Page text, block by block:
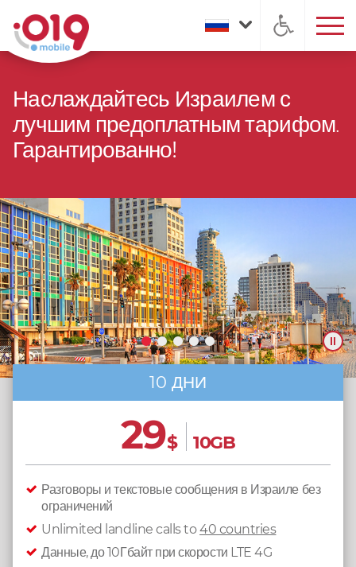
Наслаждайтесь Израилем с
лучшим предоплатным тарифом.
Гарантированно!
10 ДНИ
29$ 10GB
Разговоры и текстовые сообщения в Израиле без
ограничений
Unlimited landline calls to40 countries
Данные, до 10Гбайт при скорости LTE 4G